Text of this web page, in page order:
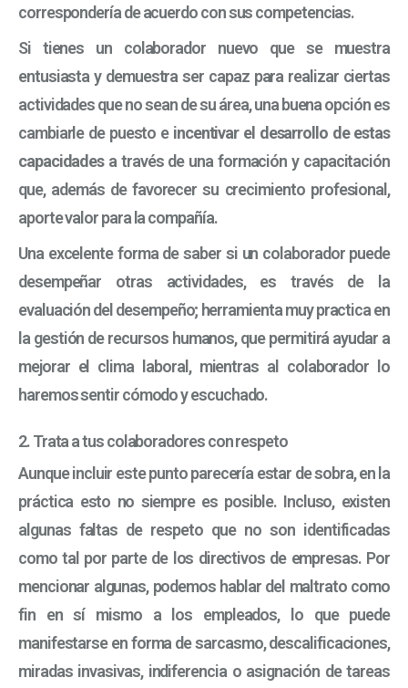
correspondería de acuerdo con sus competencias.
Si tienes un colaborador nuevo que se muestra
entusiasta y demuestra ser capaz para realizar ciertas
actividades que no sean de su área, una buena opción es
cambiarle de puesto e incentivar el desarrollo de estas
capacidadesa través de una formación y capacitación
que, además de favorecer su crecimiento profesional,
aporte valor para la compañía.
Una excelente forma de saber si un colaborador puede
desempeñar otras actividades, es través de la
evaluación del desempeño; herramienta muy practica en
la gestión de recursos humanos, que permitirá ayudar a
mejorar el clima laboral, mientras al colaborador lo
haremos sentir cómodo y escuchado.
2. Trata a tus colaboradores con respeto
Aunque incluir este punto parecería estar de sobra, en la
práctica esto no siempre es posible. Incluso, existen
algunas faltas de respeto que no son identificadas
como tal por parte de los directivos de empresas. Por
mencionar algunas, podemos hablar del maltrato como
fin en sí mismo a los empleados, lo que puede
manifestarse en forma de sarcasmo, descalificaciones,
miradas invasivas, indiferencia o asignación de tareas